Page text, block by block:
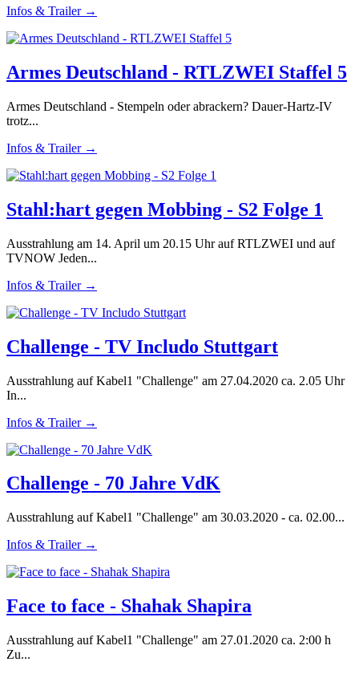
Infos & Trailer →
Armes Deutschland - RTLZWEI Staffel 5
Armes Deutschland - Stempeln oder abrackern? Dauer-Hartz-IV
trotz...
Infos & Trailer →
Stahl:hart gegen Mobbing - S2 Folge 1
Ausstrahlung am 14. April um 20.15 Uhr auf RTLZWEI und auf
TVNOW Jeden...
Infos & Trailer →
Challenge - TV Includo Stuttgart
Ausstrahlung auf Kabel1 "Challenge" am 27.04.2020 ca. 2.05 Uhr
In...
Infos & Trailer →
Challenge - 70 Jahre VdK
Ausstrahlung auf Kabel1 "Challenge" am 30.03.2020 - ca. 02.00...
Infos & Trailer →
Face to face - Shahak Shapira
Ausstrahlung auf Kabel1 "Challenge" am 27.01.2020 ca. 2:00 h
Zu...